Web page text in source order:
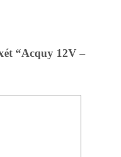
“Acquy 12V –